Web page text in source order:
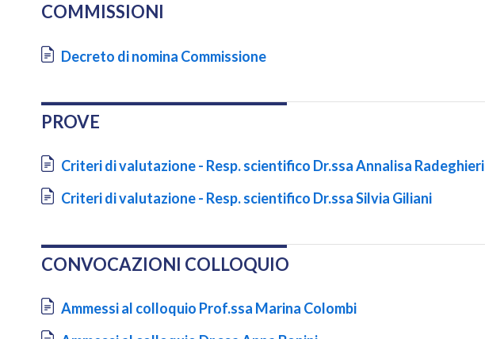
COMMISSIONI
Document
Decreto di nomina Commissione
PROVE
Document
Criteri di valutazione - Resp. scientifico Dr.ssa Annalisa Radeghieri
Document
Criteri di valutazione - Resp. scientifico Dr.ssa Silvia Giliani
CONVOCAZIONI COLLOQUIO
Document
Ammessi al colloquio Prof.ssa Marina Colombi